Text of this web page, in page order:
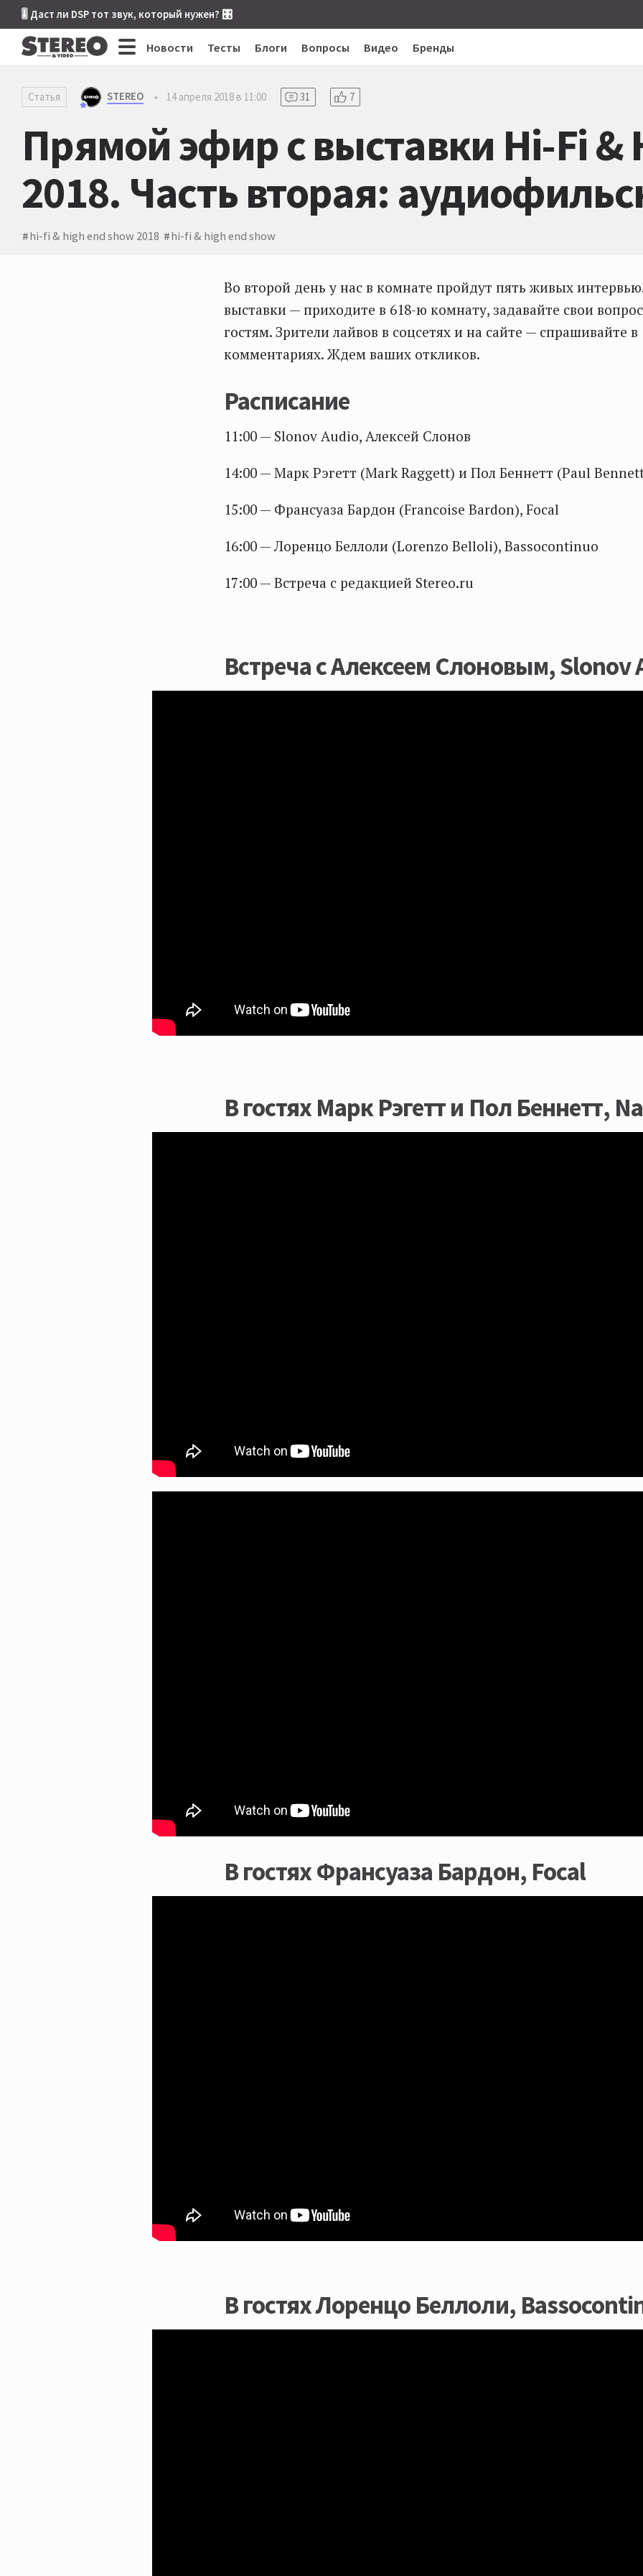
🎚 Даст ли DSP тот звук, который нужен? 🎛
Новости Тесты Блоги Вопросы Видео Бренды
Статья STEREO • 14 апреля 2018 в 11:00 31 7
Прямой эфир с выставки Hi-Fi &
2018. Часть вторая:
hi-fi & high end show 2018 hi-fi & high end show
Во второй день у нас в комнате пройдут пять живых
выставки — приходите в 618-ю комнату, задавайте свои
гостям. Зрители лайвов в соцсетях и на сайте — спрашивайте в
комментариях. Ждем ваших откликов.
Расписание
11:00 — Slonov Audio, Алексей Слонов
14:00 — Марк Рэгетт (Mark Raggett) и Пол Беннетт (Paul
15:00 — Франсуаза Бардон (Francoise Bardon), Focal
16:00 — Лоренцо Беллоли (Lorenzo Belloli), Bassocontinuo
17:00 — Встреча с редакцией Stereo.ru
Встреча с Алексеем Слоновым, Slonov
В гостях Марк Рэгетт и Пол Беннетт,
В гостях Франсуаза Бардон, Focal
В гостях Лоренцо Беллоли,